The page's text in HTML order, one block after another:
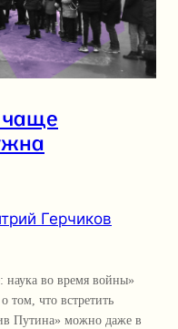
чаще
Герчиков
наука во время войны»
том, что встретить
Путина» можно даже в